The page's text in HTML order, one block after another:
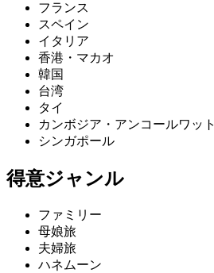
フランス
スペイン
イタリア
香港・マカオ
韓国
台湾
タイ
カンボジア・アンコールワット
シンガポール
得意ジャンル
ファミリー
母娘旅
夫婦旅
ハネムーン